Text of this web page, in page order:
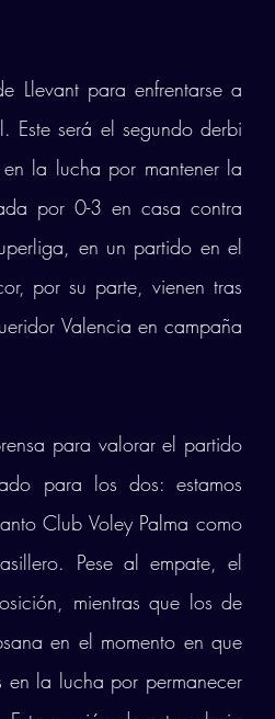
Llevant para enfrentarse a
será el segundo derbi
la lucha por mantener la
por 0-3 en casa contra
en un partido en el
por su parte, vienen tras
Valencia en campaña
para valorar el partido
para los dos: estamos
Club Voley Palma como
Pese al empate, el
mientras que los de
en el momento en que
en la lucha por permanecer